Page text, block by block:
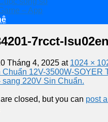
– App
7rcct-
Tháng 4, 2025 at 1024 ×
Chuẩn 12V-3500W-SOYER
sang 220V Sin Chuẩn.
closed, but you can post